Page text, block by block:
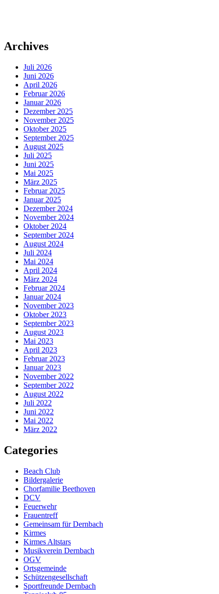
Archives
Juli 2026
Juni 2026
April 2026
Februar 2026
Januar 2026
Dezember 2025
November 2025
Oktober 2025
September 2025
August 2025
Juli 2025
Juni 2025
Mai 2025
März 2025
Februar 2025
Januar 2025
Dezember 2024
November 2024
Oktober 2024
September 2024
August 2024
Juli 2024
Mai 2024
April 2024
März 2024
Februar 2024
Januar 2024
November 2023
Oktober 2023
September 2023
August 2023
Mai 2023
April 2023
Februar 2023
Januar 2023
November 2022
September 2022
August 2022
Juli 2022
Juni 2022
Mai 2022
März 2022
Categories
Beach Club
Bildergalerie
Chorfamilie Beethoven
DCV
Feuerwehr
Frauentreff
Gemeinsam für Dernbach
Kirmes
Kirmes Altstars
Musikverein Dernbach
OGV
Ortsgemeinde
Schützengesellschaft
Sportfreunde Dernbach